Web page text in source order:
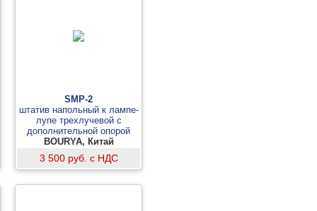
SMP-2
штатив напольный к лампе-
лупе трехлучевой с
дополнительной опорой
BOURYA, Китай
3 500 руб. с НДС